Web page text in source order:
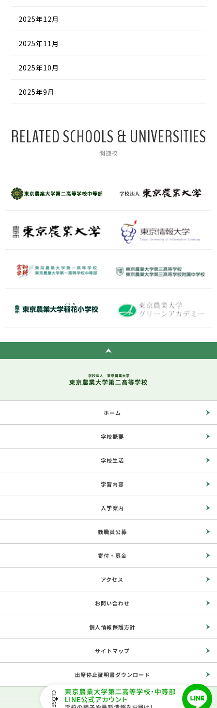
2025年12月
2025年11月
2025年10月
2025年9月
RELATED SCHOOLS & UNIVERSITIES
関連校
ホーム
学校概要
学校生活
学習内容
入学案内
教職員公募
寄付・募金
アクセス
お問い合わせ
個人情報保護方針
サイトマップ
出席停止証明書ダウンロード